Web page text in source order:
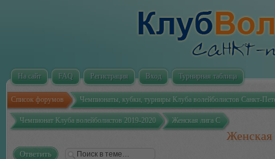
На сайт FAQ Регистрация Вход Турнирная таблица
Список форумов Чемпионаты, кубки, турниры Клуба волейболистов Санкт-
Чемпионат Клуба волейболистов 2019-2020 Женская лига С
Женская
Ответить